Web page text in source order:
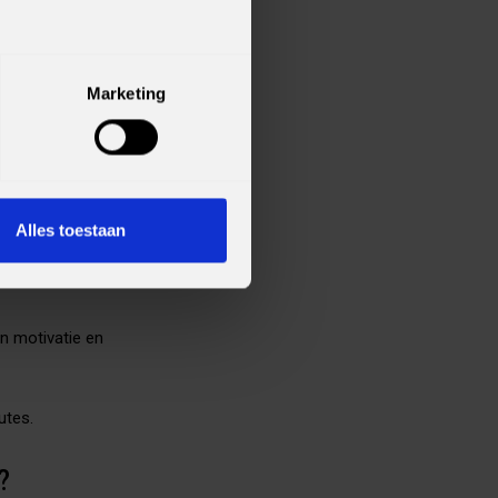
Marketing
Alles toestaan
motivatie en